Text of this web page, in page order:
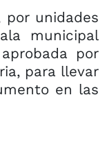
por unidades
municipal
por
para llevar
en las